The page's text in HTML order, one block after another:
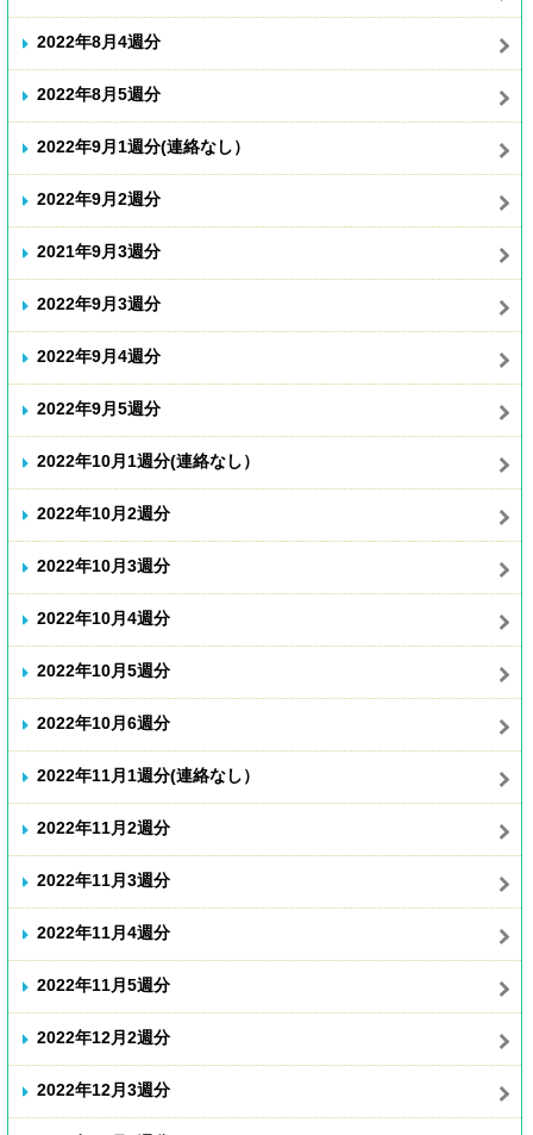
2022年8月4週分
2022年8月5週分
2022年9月1週分(連絡なし）
2022年9月2週分
2021年9月3週分
2022年9月3週分
2022年9月4週分
2022年9月5週分
2022年10月1週分(連絡なし）
2022年10月2週分
2022年10月3週分
2022年10月4週分
2022年10月5週分
2022年10月6週分
2022年11月1週分(連絡なし）
2022年11月2週分
2022年11月3週分
2022年11月4週分
2022年11月5週分
2022年12月2週分
2022年12月3週分